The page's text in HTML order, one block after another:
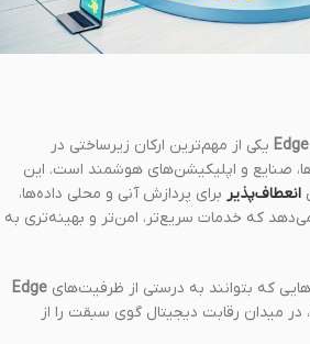
یکی از مهم‌ترین ارکان زیرساختی در
صنایع و اپلیکیشن‌های هوشمند است. این
انعطاف‌پذیر برای پردازش آنی و محلی داده‌ها،
که خدمات سریع‌تر، امن‌تر و بهینه‌تری به
که بتوانند به درستی از ظرفیت‌های Edge
در میدان رقابت دیجیتال گوی سبقت را از